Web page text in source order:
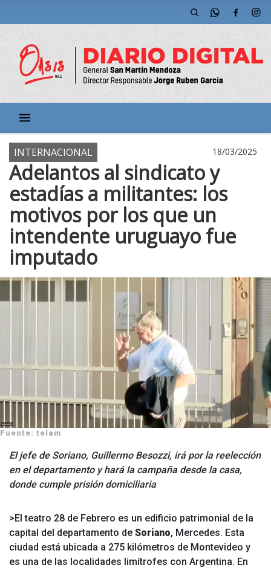
INTERNACIONAL 18/03/2025
Adelantos al sindicato y
estadías a militantes: los
motivos por los que un
intendente uruguayo fue
imputado
Fuente: telam
El jefe de Soriano, Guillermo Besozzi, irá por la reelección
en el departamento y hará la campaña desde la casa,
donde cumple prisión domiciliaria
>El teatro 28 de Febrero es un edificio patrimonial de la
capital del departamento de Soriano, Mercedes. Esta
ciudad está ubicada a 275 kilómetros de Montevideo y
es una de las localidades limítrofes con Argentina. En